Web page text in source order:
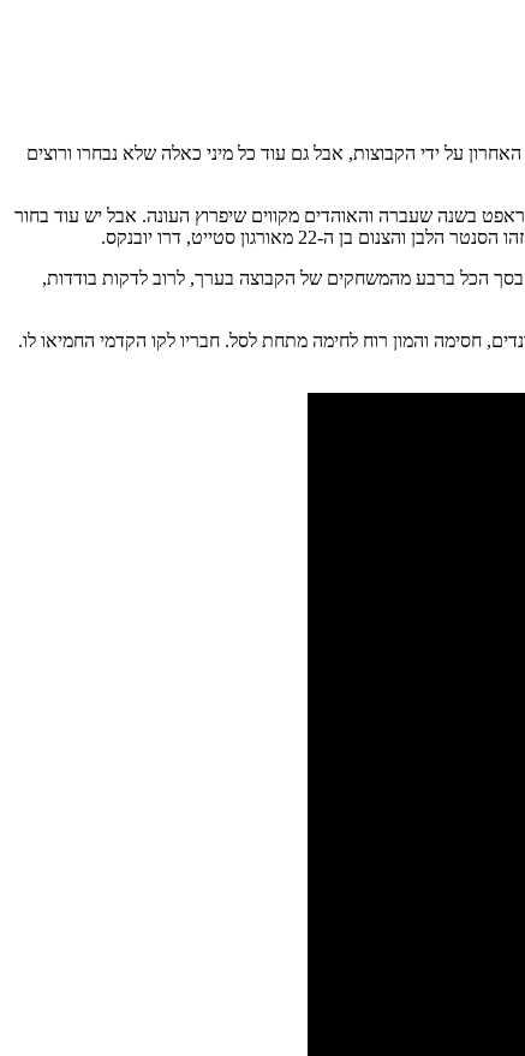
על ידי הקבוצות, אבל גם עוד כל מיני כאלה שלא נבחרו ורוצים
(מוטת ידיים 208 ס"מ, כמו זו של דז'ונטה מוריי), שנבחר בדראפט בשנה שעברה והאוהדים מקווים שיפרוץ העונה. אבל יש עוד בחור
מאורגון סטייט, דרו יובנקס.
הכל ברבע מהמשחקים של הקבוצה בערך, לרוב לדקות בודדות,
שבהם הוא שותף כשעוד היה ערך ספורטיבי נערך לקראת סוף העונה, נגד אטלנטה. יובנקס סיים בלי נקודות, אבל עם 5 ריבאונדים, חסימה והמון רוח לחימה מתחת לסל. חבריו לקו הקדמי החמיאו לו.